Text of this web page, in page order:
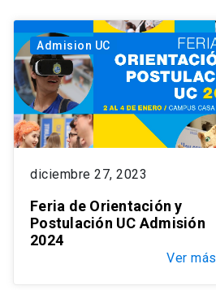
Admision UC
diciembre 27, 2023
Feria de Orientación y
Postulación UC Admisión
2024
Ver más